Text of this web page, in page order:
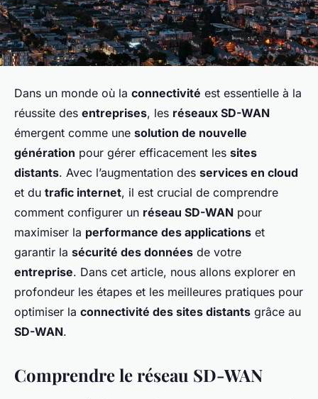
Dans un monde où la connectivité est essentielle à la
réussite des entreprises, les réseaux SD-WAN
émergent comme une solution de nouvelle
génération pour gérer efficacement les sites
distants. Avec l’augmentation des services en cloud
et du trafic internet, il est crucial de comprendre
comment configurer un réseau SD-WAN pour
maximiser la performance des applications et
garantir la sécurité des données de votre
entreprise. Dans cet article, nous allons explorer en
profondeur les étapes et les meilleures pratiques pour
optimiser la connectivité des sites distants grâce au
SD-WAN.
Comprendre le réseau SD-WAN